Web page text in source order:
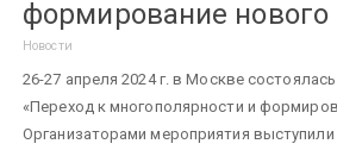
формирование
Новости
26-27 апреля 2024 г. в Москве
«Переход к многополярности и
Организаторами мероприятия